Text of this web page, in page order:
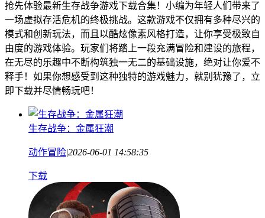
抢先体验最新生存战争游戏下载合集！小编为年轻人们带来了
一场虚拟存活危机的终极挑战。这款游戏不仅拥有多种尽兴的
模式和创新玩法，而且以酷炫像素风格打造，让你享受极致自
由度的游戏体验。玩家们将踏上一段充满冒险和建设的旅程，
在无尽的乐趣中不断构筑独一无二的基础设施，绝对让你爱不
释手！如果你想感受到这种独特的游戏魅力，就别犹豫了，立
即下载并尽情畅玩吧！
生存战争：金属狂潮
动作冒险|2026-06-01 14:58:35
下载